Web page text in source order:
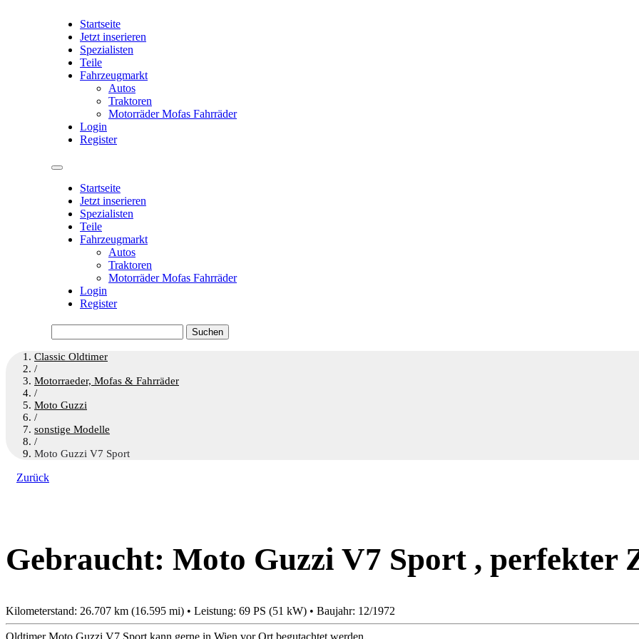
Startseite
Jetzt inserieren
Spezialisten
Teile
Fahrzeugmarkt
Autos
Traktoren
Motorräder Mofas Fahrräder
Login
Register
Startseite
Jetzt inserieren
Spezialisten
Teile
Fahrzeugmarkt
Autos
Traktoren
Motorräder Mofas Fahrräder
Login
Register
nach:
Classic Oldtimer
/
Motorraeder, Mofas & Fahrräder
/
Moto Guzzi
/
sonstige Modelle
/
Moto Guzzi V7 Sport
Zurück
Gebraucht: Moto Guzzi V7 Sport , perfekter
Kilometerstand: 26.707 km (16.595 mi) • Leistung: 69 PS (51 kW) • Baujahr: 12/1972
Oldtimer Moto Guzzi V7 Sport kann gerne in Wien vor Ort begutachtet werden.